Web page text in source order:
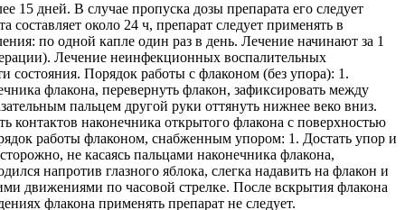
дней. В случае пропуска дозы препарата его следует
около 24 ч, препарат следует применять в
по одной капле один раз в день. Лечение начинают за 1
Лечение неинфекционных воспалительных
состояния. Порядок работы с флаконом (без упора): 1.
флакона, перевернуть флакон, зафиксировать между
пальцем другой руки оттянуть нижнее веко вниз.
контактов наконечника открытого флакона с поверхностью
работы флаконом, снабженным упором: 1. Достать упор и
не касаясь пальцами наконечника флакона,
напротив глазного яблока, слегка надавить на флакон и
движениями по часовой стрелке. После вскрытия флакона
флакона применять препарат не следует.